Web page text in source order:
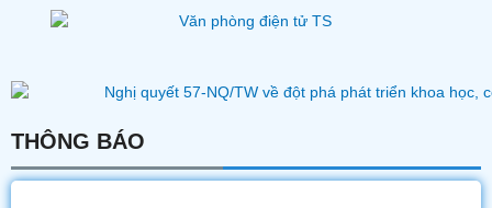
THÔNG BÁO